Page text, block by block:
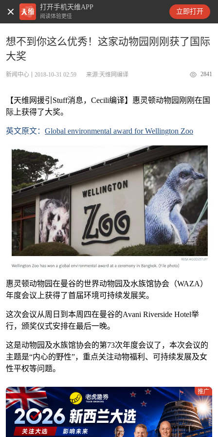
打开手机天维APP
阅读体验更佳
立即打开
天维新闻
想不到你这么优秀！这家动物园刚刚获了国际
大奖
新闻中心 2018-10-31 02:59 来源:天维网编译 2841
【天维网援引Stuff消息，Cecili编译】惠灵顿动物园刚刚在国
际上获得了大奖。
英文原文： Global environmental award for Wellington Zoo
惠灵顿动物园在曼谷的世界动物园及水族馆协会（WAZA）
年度会议上获得了首届环境可持续发展奖。
这次会议从周日到本周四在曼谷的Avani Riverside Hotel举
行，颁奖仪式安排在最后一晚。
这是动物园及水族馆协会的第73次年度会议了，本次会议的
主题是“内心的野性”，重点关注动物福利、可持续发展及女
性平权等问题。
推广